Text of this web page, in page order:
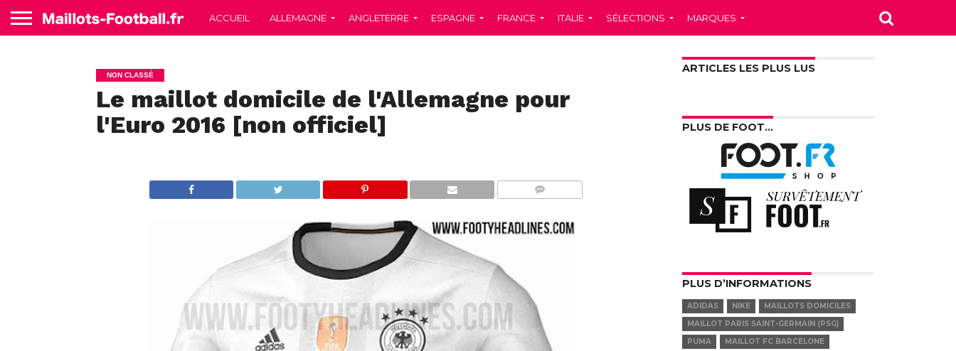
ACCUEIL ALLEMAGNE ANGLETERRE ESPAGNE FRANCE ITALIE SÉLECTIONS MARQUES
NON CLASSÉ
Le maillot domicile de l'Allemagne pour
l'Euro 2016 [non officiel]
ARTICLES LES PLUS LUS
PLUS DE FOOT…
PLUS D’INFORMATIONS
ADIDAS NIKE
MAILLOTS DOMICILES
MAILLOT PARIS SAINT-GERMAIN (PSG)
PUMA
MAILLOT FC BARCELONE